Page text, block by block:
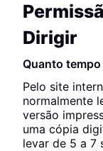
Dirigir
Quanto tempo
Pelo site
normalmente
versão
uma cópia
levar de 5 a 7